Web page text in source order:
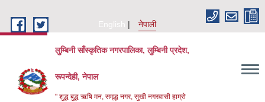
English
नेपाली
लुम्बिनी साँस्कृतिक नगरपालिका, लुम्बिनी प्रदेश,
रूपन्देही, नेपाल
" शुद्ध बुद्ध ऋषि मन, समृद्ध नगर, सुखी नगरवासी हाम्रो